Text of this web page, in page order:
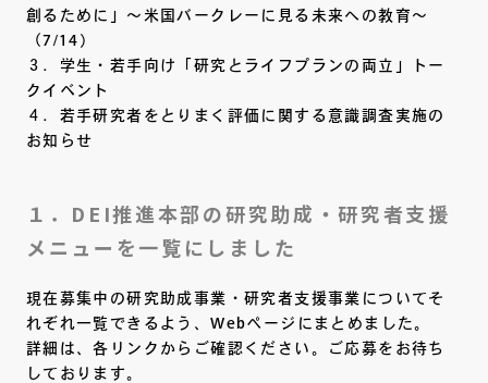
創るために」〜米国バークレーに見る未来への教育～
（7/14）
３．学生・若手向け「研究とライフプランの両立」トー
クイベント
４．若手研究者をとりまく評価に関する意識調査実施の
お知らせ
１．DEI推進本部の研究助成・研究者支援
メニューを一覧にしました
現在募集中の研究助成事業・研究者支援事業についてそ
れぞれ一覧できるよう、Webページにまとめました。
詳細は、各リンクからご確認ください。ご応募をお待ち
しております。